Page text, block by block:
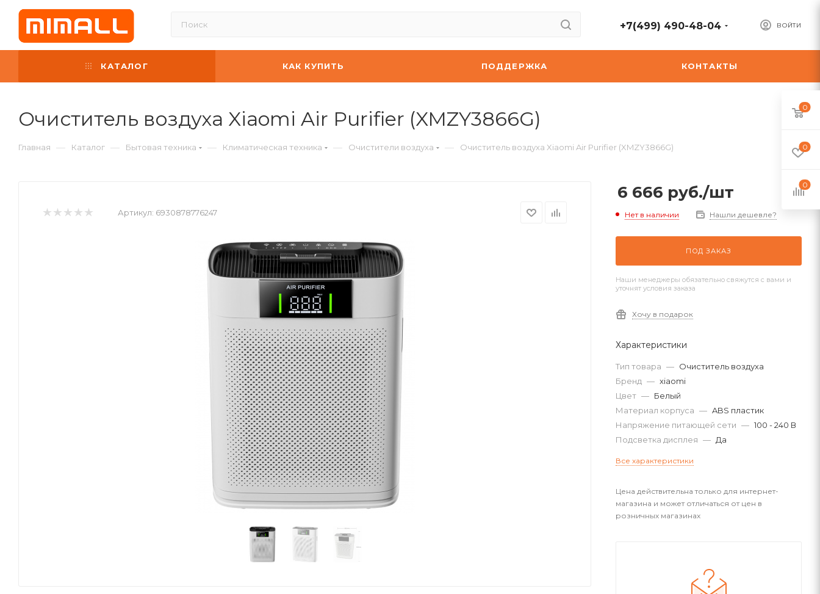
ВОЙТИ
+7(499) 490-48-04
КАТАЛОГ КАК КУПИТЬ ПОДДЕРЖКА КОНТАКТЫ
Очиститель воздуха Xiaomi Air Purifier (XMZY3866G)
Главная — Каталог — Бытовая техника — Климатическая техника — Очистители воздуха — Очиститель воздуха Xiaomi Air Purifier (XMZY3866G)
Артикул: 6930878776247
6 666 руб./шт
Нет в наличии Нашли дешевле?
ПОД ЗАКАЗ
Наши менеджеры обязательно свяжутся с вами и
уточнят условия заказа
Хочу в подарок
Характеристики
Тип товара — Очиститель воздуха
Бренд — xiaomi
Цвет — Белый
Материал корпуса — ABS пластик
Напряжение питающей сети — 100 - 240 В
Подсветка дисплея — Да
Все характеристики
Цена действительна только для интернет-
магазина и может отличаться от цен в
розничных магазинах
0
0
0